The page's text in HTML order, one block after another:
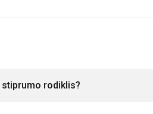
rodiklis?